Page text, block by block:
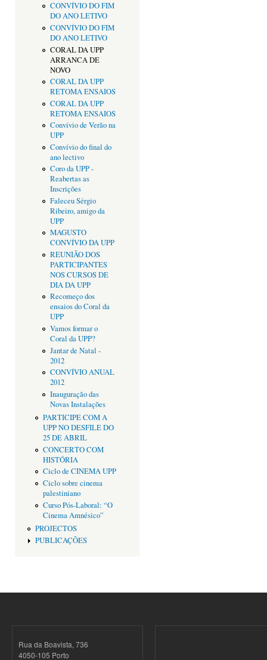
CONVÍVIO DO FIM
DO ANO LETIVO
CONVÍVIO DO FIM
DO ANO LETIVO
CORAL DA UPP
ARRANCA DE
NOVO
CORAL DA UPP
RETOMA ENSAIOS
CORAL DA UPP
RETOMA ENSAIOS
Convívio de Verão na
UPP
Convívio do final do
ano lectivo
Coro da UPP -
Reabertas as
Inscrições
Faleceu Sérgio
Ribeiro, amigo da
UPP
MAGUSTO
CONVÍVIO DA UPP
REUNIÃO DOS
PARTICIPANTES
NOS CURSOS DE
DIA DA UPP
Recomeço dos
ensaios do Coral da
UPP
Vamos formar o
Coral da UPP?
Jantar de Natal -
2012
CONVÍVIO ANUAL
2012
Inauguração das
Novas Instalações
PARTICIPE COM A
UPP NO DESFILE DO
25 DE ABRIL
CONCERTO COM
HISTÓRIA
Ciclo de CINEMA UPP
Ciclo sobre cinema
palestiniano
Curso Pós-Laboral: “O
Cinema Amnésico”
PROJECTOS
PUBLICAÇÕES
Rua da Boavista, 736
4050-105 Porto